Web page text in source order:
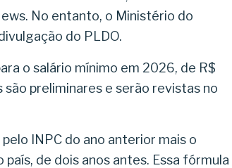
No entanto, o Ministério do
do PLDO.
o salário mínimo em 2026, de R$
preliminares e serão revistas no
INPC do ano anterior mais o
de dois anos antes. Essa fórmula